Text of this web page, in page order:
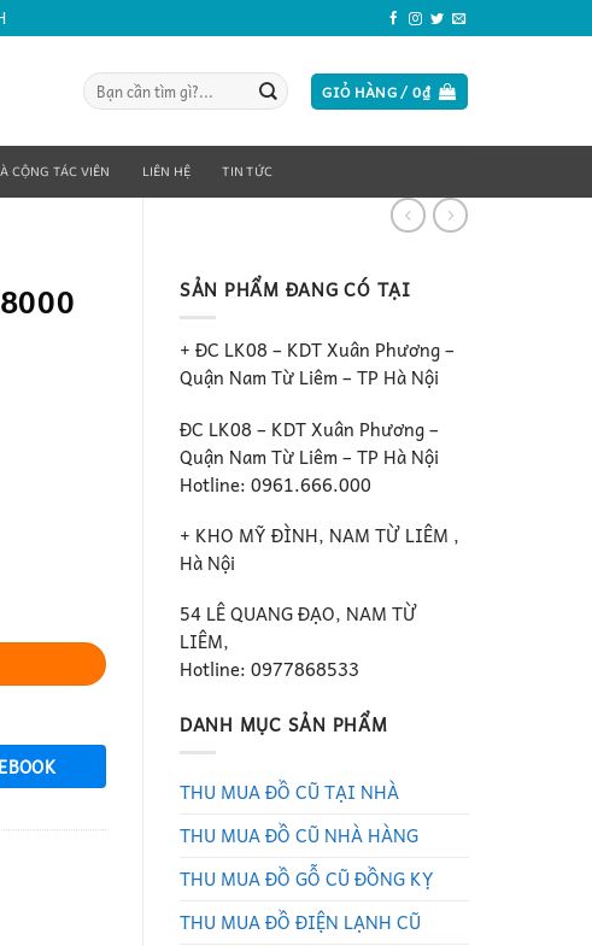
Tìm
kiếm:
GIỎ HÀNG /0₫
CỘNG TÁC VIÊN LIÊN HỆ TIN TỨC
SẢN PHẨM ĐANG CÓ TẠI
+ ĐC LK08 – KDT Xuân Phương –
Quận Nam Từ Liêm – TP Hà Nội
ĐC LK08 – KDT Xuân Phương –
Quận Nam Từ Liêm – TP Hà Nội
Hotline: 0961.666.000
+ KHO MỸ ĐÌNH, NAM TỪ LIÊM ,
Hà Nội
54 LÊ QUANG ĐẠO, NAM TỪ
LIÊM,
Hotline: 0977868533
DANH MỤC SẢN PHẨM
THU MUA ĐỒ CŨ TẠI NHÀ
THU MUA ĐỒ CŨ NHÀ HÀNG
THU MUA ĐỒ GỖ CŨ ĐỒNG KỴ
THU MUA ĐỒ ĐIỆN LẠNH CŨ